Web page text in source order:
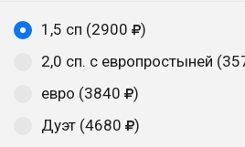
1,5 сп (2900
)
2,0 сп. с европростыней
евро (3840
)
Дуэт (4680
)